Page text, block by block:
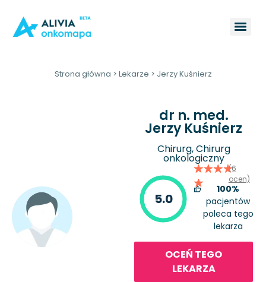
Strona główna > Lekarze > Jerzy Kuśnierz
dr n. med.
Jerzy Kuśnierz
Chirurg, Chirurg
onkologiczny
5.0
(6
ocen)
100%
pacjentów
poleca tego
lekarza
OCEŃ TEGO
LEKARZA